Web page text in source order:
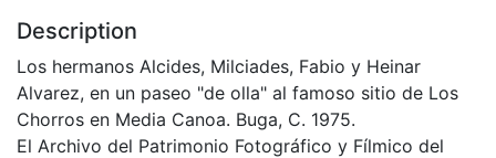
Description
Los hermanos Alcides, Milciades, Fabio y Heinar
Alvarez, en un paseo "de olla" al famoso sitio de Los
Chorros en Media Canoa. Buga, C. 1975.
El Archivo del Patrimonio Fotográfico y Fílmico del